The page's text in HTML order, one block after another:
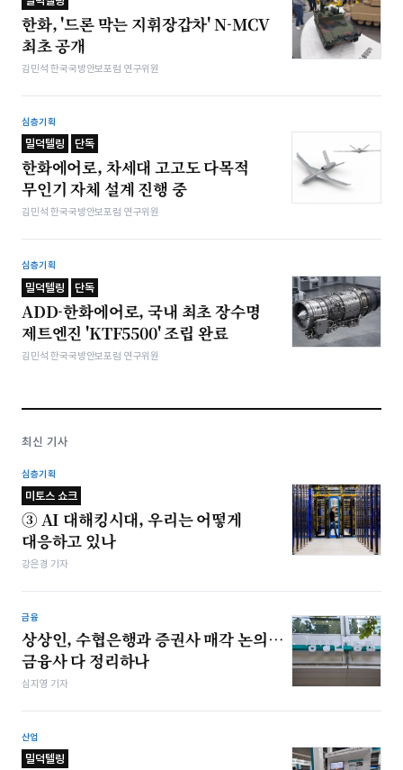
한화, '드론 막는 지휘장갑차' N-MCV
최초 공개
김민석 한국국방안보포럼 연구위원
심층기획
밀덕텔링 단독
한화에어로, 차세대 고고도 다목적
무인기 자체 설계 진행 중
김민석 한국국방안보포럼 연구위원
심층기획
밀덕텔링 단독
ADD-한화에어로, 국내 최초 장수명
제트엔진 'KTF5500' 조립 완료
김민석 한국국방안보포럼 연구위원
최신 기사
심층기획
미토스 쇼크
③ AI 대해킹시대, 우리는 어떻게
대응하고 있나
강은경 기자
금융
상상인, 수협은행과 증권사 매각 논의…
금융사 다 정리하나
심지영 기자
산업
밀덕텔링